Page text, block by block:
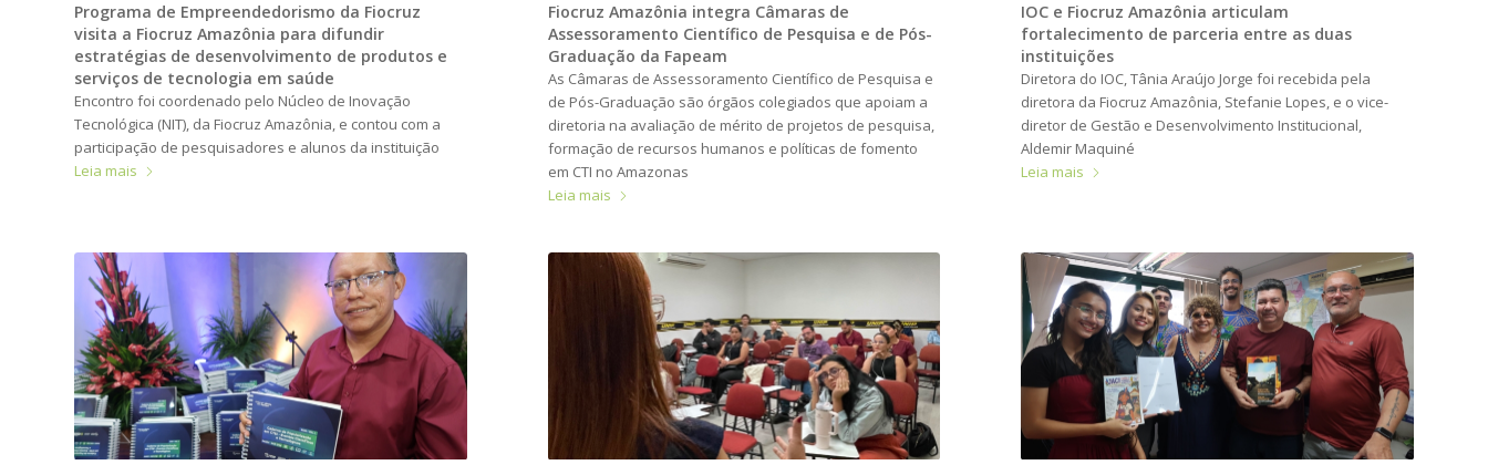
Programa de Empreendedorismo da Fiocruz
visita a Fiocruz Amazônia para difundir
estratégias de desenvolvimento de produtos e
serviços de tecnologia em saúde
Encontro foi coordenado pelo Núcleo de Inovação
Tecnológica (NIT), da Fiocruz Amazônia, e contou com a
participação de pesquisadores e alunos da instituição
Leia mais
Fiocruz Amazônia integra Câmaras de
Assessoramento Científico de Pesquisa e de Pós-
Graduação da Fapeam
As Câmaras de Assessoramento Científico de Pesquisa e
de Pós-Graduação são órgãos colegiados que apoiam a
diretoria na avaliação de mérito de projetos de pesquisa,
formação de recursos humanos e políticas de fomento
em CTI no Amazonas
Leia mais
IOC e Fiocruz Amazônia articulam
fortalecimento de parceria entre as duas
instituições
Diretora do IOC, Tânia Araújo Jorge foi recebida pela
diretora da Fiocruz Amazônia, Stefanie Lopes, e o vice-
diretor de Gestão e Desenvolvimento Institucional,
Aldemir Maquiné
Leia mais